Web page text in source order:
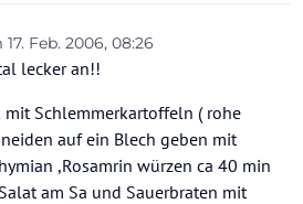
17. Feb. 2006, 08:26
von
lecker an!!
Schlemmerkartoffeln ( rohe
auf ein Blech geben mit
,Rosamrin würzen ca 40 min
am Sa und Sauerbraten mit